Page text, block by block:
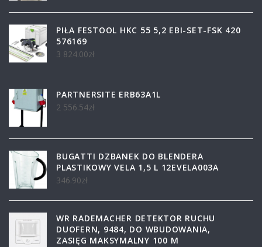
PIŁA FESTOOL HKC 55 5,2 EBI-SET-FSK 420
576169
3 824.00zł
PARTNERSITE ERB63A1L
2 556.54zł
BUGATTI DZBANEK DO BLENDERA
PLASTIKOWY VELA 1,5 L 12EVELA003A
346.90zł
WR RADEMACHER DETEKTOR RUCHU
DUOFERN, 9484, DO WBUDOWANIA,
ZASIĘG MAKSYMALNY 100 M